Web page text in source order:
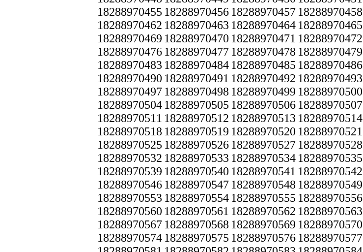
18288970455 18288970456 18288970457 18288970458
18288970462 18288970463 18288970464 18288970465
18288970469 18288970470 18288970471 18288970472
18288970476 18288970477 18288970478 18288970479
18288970483 18288970484 18288970485 18288970486
18288970490 18288970491 18288970492 18288970493
18288970497 18288970498 18288970499 18288970500
18288970504 18288970505 18288970506 18288970507
18288970511 18288970512 18288970513 18288970514
18288970518 18288970519 18288970520 18288970521
18288970525 18288970526 18288970527 18288970528
18288970532 18288970533 18288970534 18288970535
18288970539 18288970540 18288970541 18288970542
18288970546 18288970547 18288970548 18288970549
18288970553 18288970554 18288970555 18288970556
18288970560 18288970561 18288970562 18288970563
18288970567 18288970568 18288970569 18288970570
18288970574 18288970575 18288970576 18288970577